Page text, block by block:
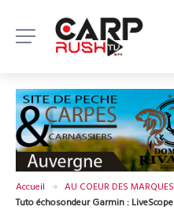
Accueil
AU COEUR DES MARQUES
Tuto échosondeur Garmin : LiveScope